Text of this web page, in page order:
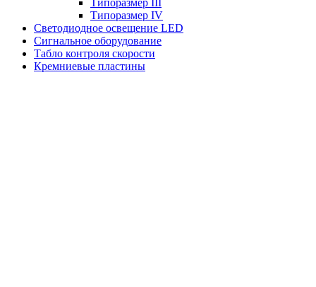
Типоразмер III
Типоразмер IV
Светодиодное освещение LED
Сигнальное оборудование
Табло контроля скорости
Кремниевые пластины